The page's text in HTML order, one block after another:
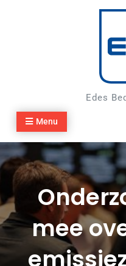
Edes
Menu
mee